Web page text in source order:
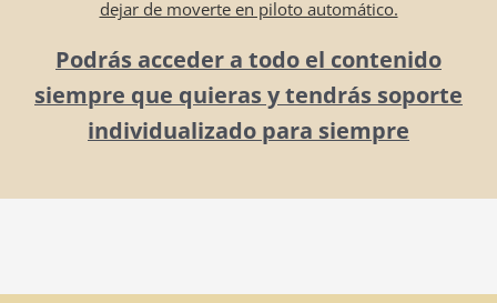
dejar de moverte en piloto automático.
Podrás acceder a todo el contenido
siempre que quieras y tendrás soporte
individualizado para siempre